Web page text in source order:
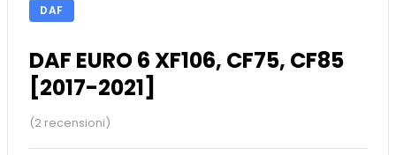
DAF
DAF EURO 6 XF106, CF75, CF85
[2017-2021]
(2 recensioni)